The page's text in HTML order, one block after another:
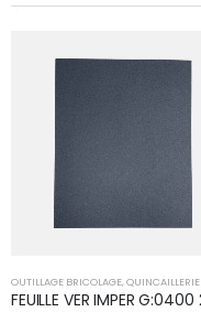
OUTILLAGE BRICOLAGE, QUINCAILLERIE